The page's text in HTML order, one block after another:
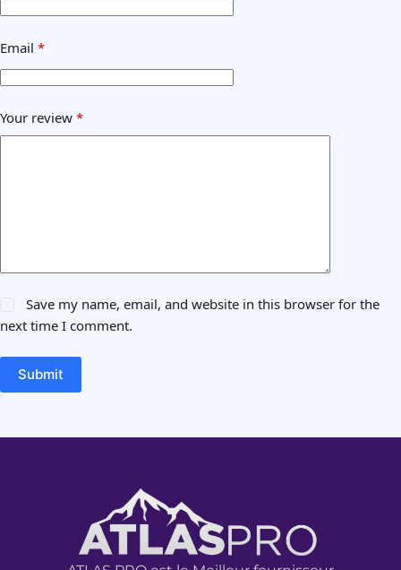
Email *
Your review *
Save my name, email, and website in this browser for the
next time I comment.
Submit